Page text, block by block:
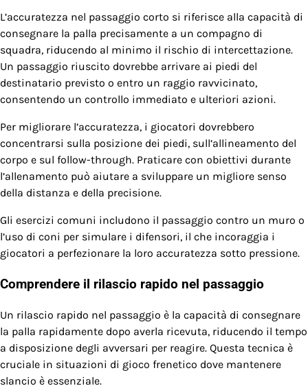
L’accuratezza nel passaggio corto si riferisce alla capacità di
consegnare la palla precisamente a un compagno di
squadra, riducendo al minimo il rischio di intercettazione.
Un passaggio riuscito dovrebbe arrivare ai piedi del
destinatario previsto o entro un raggio ravvicinato,
consentendo un controllo immediato e ulteriori azioni.
Per migliorare l’accuratezza, i giocatori dovrebbero
concentrarsi sulla posizione dei piedi, sull’allineamento del
corpo e sul follow-through. Praticare con obiettivi durante
l’allenamento può aiutare a sviluppare un migliore senso
della distanza e della precisione.
Gli esercizi comuni includono il passaggio contro un muro o
l’uso di coni per simulare i difensori, il che incoraggia i
giocatori a perfezionare la loro accuratezza sotto pressione.
Comprendere il rilascio rapido nel passaggio
Un rilascio rapido nel passaggio è la capacità di consegnare
la palla rapidamente dopo averla ricevuta, riducendo il tempo
a disposizione degli avversari per reagire. Questa tecnica è
cruciale in situazioni di gioco frenetico dove mantenere
slancio è essenziale.